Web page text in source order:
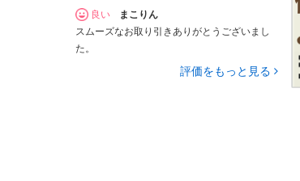
良い
まこりん
スムーズなお取り引きありがとうございまし
た。
評価をもっと見る